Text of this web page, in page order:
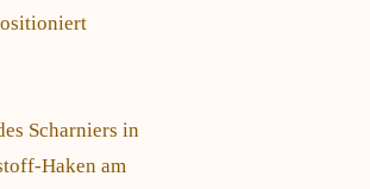
Scharniers in
Haken am